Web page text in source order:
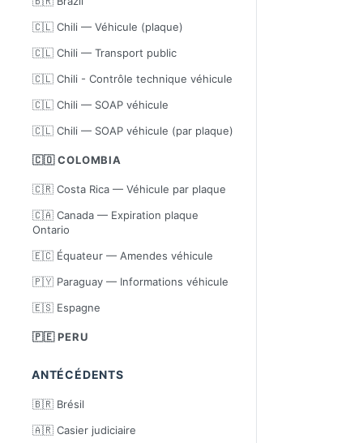
🇨🇱 Chili — Véhicule (plaque)
🇨🇱 Chili — Transport public
🇨🇱 Chili - Contrôle technique véhicule
🇨🇱 Chili — SOAP véhicule
🇨🇱 Chili — SOAP véhicule (par plaque)
🇨🇴 COLOMBIA
🇨🇷 Costa Rica — Véhicule par plaque
🇨🇦 Canada — Expiration plaque
Ontario
🇪🇨 Équateur — Amendes véhicule
🇵🇾 Paraguay — Informations véhicule
🇪🇸 Espagne
🇵🇪 PERU
ANTÉCÉDENTS
🇧🇷 Brésil
🇦🇷 Casier judiciaire